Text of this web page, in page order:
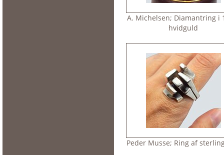
A. Michelsen; Diamantring i
hvidguld
Peder Musse; Ring af